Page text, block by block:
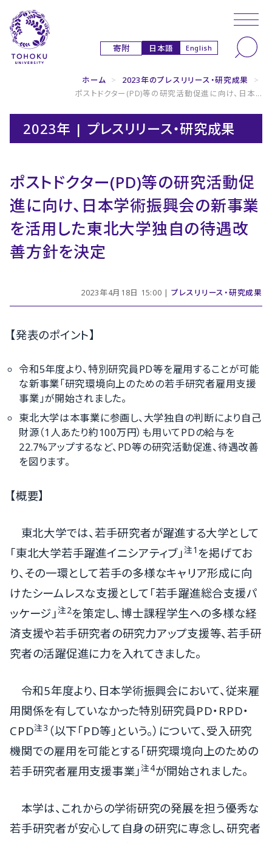
寄附 日本語 English
ホーム > 2023年のプレスリリース・研究成果
>
ポストドクター(PD)等の研究活動促進に向け、日本...
2023年 | プレスリリース・研究成果
ポストドクター(PD)等の研究活動促
進に向け、日本学術振興会の新事業
を活用した東北大学独自の待遇改
善方針を決定
2023年4月18日 15:00 | プレスリリース・研究成果
【発表のポイント】
令和5年度より、特別研究員PD等を雇用することが可能
な新事業「研究環境向上のための若手研究者雇用支援
事業」が開始されました。
東北大学は本事業に参画し、大学独自の判断により自己
財源（1人あたり約100万円）も用いてPDの給与を
22.7%アップするなど、PD等の研究活動促進、待遇改善
を図ります。
【概要】
東北大学では、若手研究者が躍進する大学として
「東北大学若手躍進イニシアティブ」注1 を掲げてお
り、その一環として若手の多様なキャリア形成に向
けたシームレスな支援として「若手躍進総合支援パ
ッケージ」注2を策定し、博士課程学生への多様な経
済支援や若手研究者の研究力アップ支援等、若手研
究者の活躍促進に力を入れてきました。
令和5年度より、日本学術振興会において、従来雇
用関係を有していなかった特別研究員PD・RPD・
CPD注3 （以下「PD等」という。）について、受入研究
機関での雇用を可能とする「研究環境向上のための
若手研究者雇用支援事業」注4が開始されました。
本学は、これからの学術研究の発展を担う優秀な
若手研究者が安心して自身の研究に専念し、研究者